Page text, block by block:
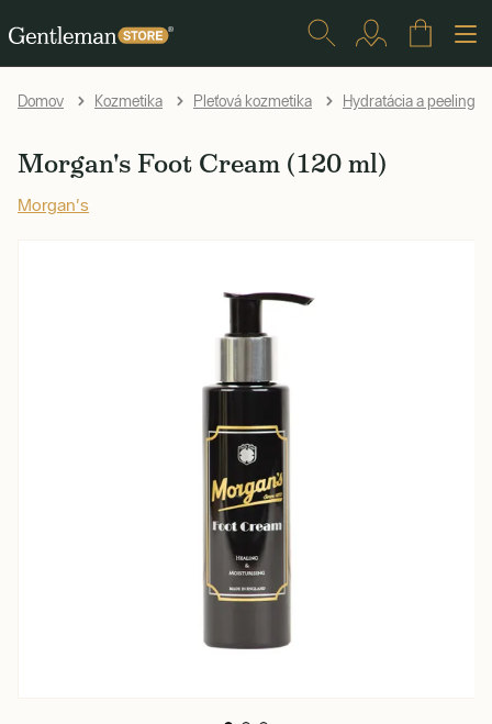
Domov Kozmetika Pleťová kozmetika Hydratácia a peelingy
Morgan's Foot Cream (120 ml)
Morgan's